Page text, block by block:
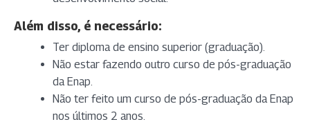
Além disso, é necessário:
Ter diploma de ensino superior (graduação).
Não estar fazendo outro curso de pós-graduação
da Enap.
Não ter feito um curso de pós-graduação da Enap
nos últimos 2 anos.